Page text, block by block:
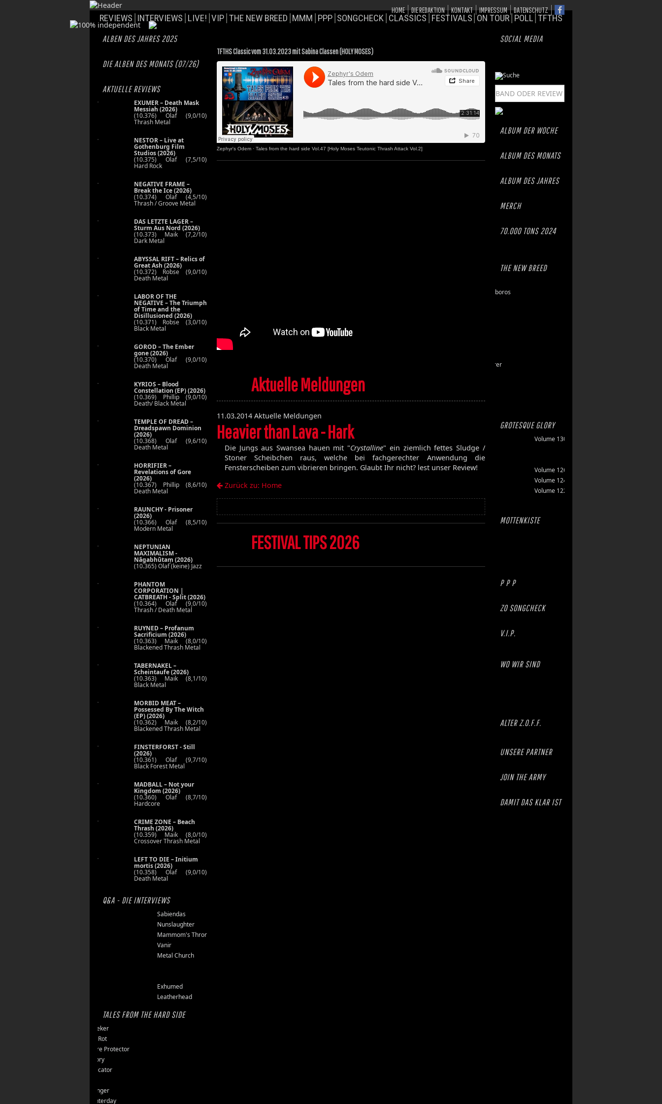
HOME DIE REDAKTION KONTAKT IMPRESSUM DATENSCHUTZ
REVIEWS INTERVIEWS LIVE! VIP THE NEW BREED MMM PPP SONGCHECK CLASSICS FESTIVALS ON TOUR POLL TFTHS
ALBEN DES JAHRES 2025
DIE ALBEN DES MONATS (07/26)
AKTUELLE REVIEWS
EXUMER – Death Mask
Messiah (2026)
(10.376) Olaf (9,0/10)
Thrash Metal
NESTOR – Live at
Gothenburg Film
Studios (2026)
(10.375) Olaf (7,5/10)
Hard Rock
NEGATIVE FRAME –
Break the Ice (2026)
(10.374) Olaf (4,5/10)
Thrash / Groove Metal
DAS LETZTE LAGER –
Sturm Aus Nord (2026)
(10.373) Maik (7,2/10)
Dark Metal
ABYSSAL RIFT – Relics of
Great Ash (2026)
(10.372) Robse (9,0/10)
Death Metal
LABOR OF THE
NEGATIVE – The Triumph
of Time and the
Disillusioned (2026)
(10.371) Robse (3,0/10)
Black Metal
GOROD – The Ember
gone (2026)
(10.370) Olaf (9,0/10)
Death Metal
KYRIOS – Blood
Constellation (EP) (2026)
(10.369) Phillip (9,0/10)
Death/ Black Metal
TEMPLE OF DREAD –
Dreadspawn Dominion
(2026)
(10.368) Olaf (9,6/10)
Death Metal
HORRIFIER –
Revelations of Gore
(2026)
(10.367) Phillip (8,6/10)
Death Metal
RAUNCHY - Prisoner
(2026)
(10.366) Olaf (8,5/10)
Modern Metal
NEPTUNIAN
MAXIMALISM -
Nāgabhūtaṃ (2026)
(10.365) Olaf (keine) Jazz
PHANTOM
CORPORATION |
CATBREATH - Split (2026)
(10.364) Olaf (9,0/10)
Thrash / Death Metal
RUYNED – Profanum
Sacrificium (2026)
(10.363) Maik (8,0/10)
Blackened Thrash Metal
TABERNAKEL –
Scheintaufe (2026)
(10.363) Maik (8,1/10)
Black Metal
MORBID MEAT –
Possessed By The Witch
(EP) (2026)
(10.362) Maik (8,2/10)
Blackened Thrash Metal
FINSTERFORST - Still
(2026)
(10.361) Olaf (9,7/10)
Black Forest Metal
MADBALL – Not your
Kingdom (2026)
(10.360) Olaf (8,7/10)
Hardcore
CRIME ZONE – Beach
Thrash (2026)
(10.359) Maik (8,0/10)
Crossover Thrash Metal
LEFT TO DIE – Initium
mortis (2026)
(10.358) Olaf (9,0/10)
Death Metal
Q&A - DIE INTERVIEWS
Sabiendas
Nunslaughter
Mammom's Throne
Vanir
Metal Church
Exhumed
Leatherhead
TALES FROM THE HARD SIDE
Endseeker
Jungle Rot
40 Jahre Protector
Vomitory
Messticator
Clawfinger
Slaughterday
TFTHS Classic vom 31.03.2023 mit Sabina Classen (HOLY MOSES)
Zephyr's Odem · Tales from the hard side Vol.47 [Holy Moses Teutonic Thrash Attack Vol.2]
Aktuelle Meldungen
11.03.2014 Aktuelle Meldungen
Heavier than Lava - Hark
Die Jungs aus Swansea hauen mit "Crystalline" ein ziemlich fettes Sludge /
Stoner Scheibchen raus, welche bei fachgerechter Anwendung die
Fensterscheiben zum vibrieren bringen. Glaubt Ihr nicht? lest unser Review!
Zurück zu: Home
FESTIVAL TIPS 2026
SOCIAL MEDIA
ALBUM DER WOCHE
ALBUM DES MONATS
ALBUM DES JAHRES
MERCH
70.000 TONS 2024
THE NEW BREED
Dawn of Ouroboros
Grand Devourer
GROTESQUE GLORY
Volume 130
Volume 129
Volume 128
Volume 127
Volume 126
Volume 124
Volume 122
MOTTENKISTE
Elixir
P P P
ZO SONGCHECK
V.I.P.
WO WIR SIND
ALTER Z.O.F.F.
UNSERE PARTNER
JOIN THE ARMY
DAMIT DAS KLAR IST